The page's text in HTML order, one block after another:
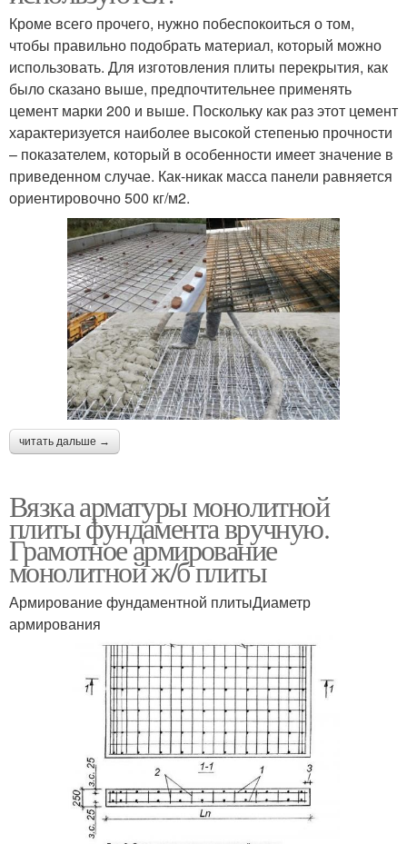
Кроме всего прочего, нужно побеспокоиться о том,
чтобы правильно подобрать материал, который можно
использовать. Для изготовления плиты перекрытия, как
было сказано выше, предпочтительнее применять
цемент марки 200 и выше. Поскольку как раз этот цемент
характеризуется наиболее высокой степенью прочности
– показателем, который в особенности имеет значение в
приведенном случае. Как-никак масса панели равняется
ориентировочно 500 кг/м2.
читать дальше →
Вязка арматуры монолитной
плиты фундамента вручную.
Грамотное армирование
монолитной ж/б плиты
Армирование фундаментной плитыДиаметр
армирования